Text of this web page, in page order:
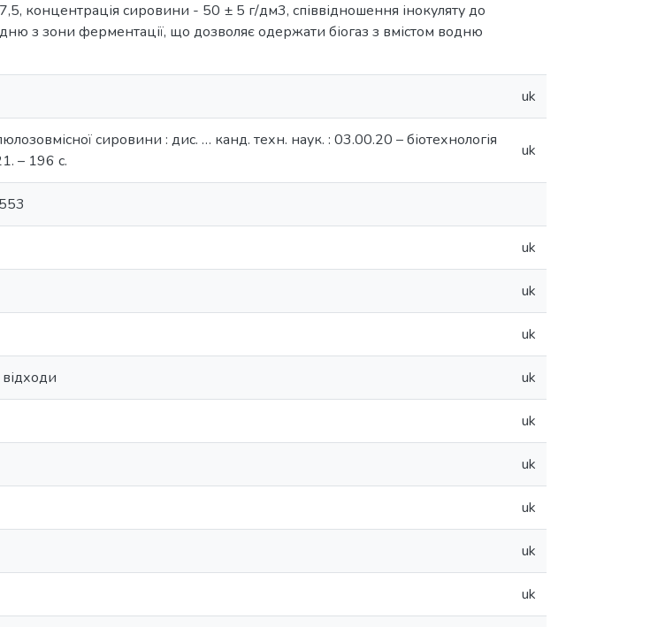
концентрація сировини - 50 ± 5 г/дм3, співвідношення інокуляту до
з зони ферментації, що дозволяє одержати біогаз з вмістом водню
uk
сировини : дис. … канд. техн. наук. : 03.00.20 – біотехнологія
– 196 с.
uk
uk
uk
uk
відходи uk
uk
uk
uk
uk
uk